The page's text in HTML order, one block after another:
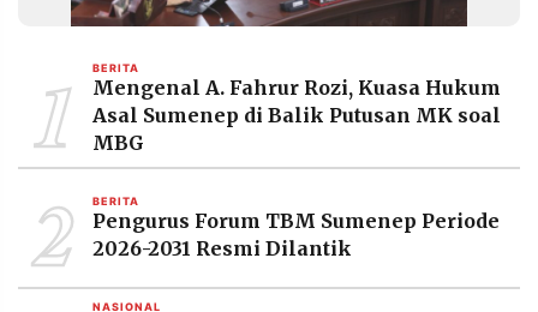
1 BERITA
Mengenal A. Fahrur Rozi, Kuasa Hukum
Asal Sumenep di Balik Putusan MK soal
MBG
2 BERITA
Pengurus Forum TBM Sumenep Periode
2026-2031 Resmi Dilantik
NASIONAL